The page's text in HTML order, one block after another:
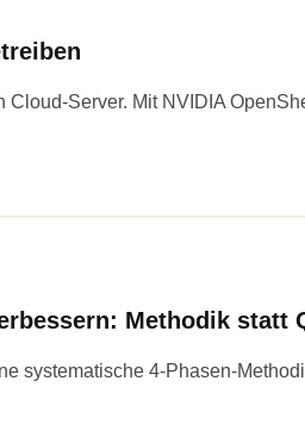
Cloud-Server. Mit NVIDIA
Methodik statt
systematische 4-Phasen-